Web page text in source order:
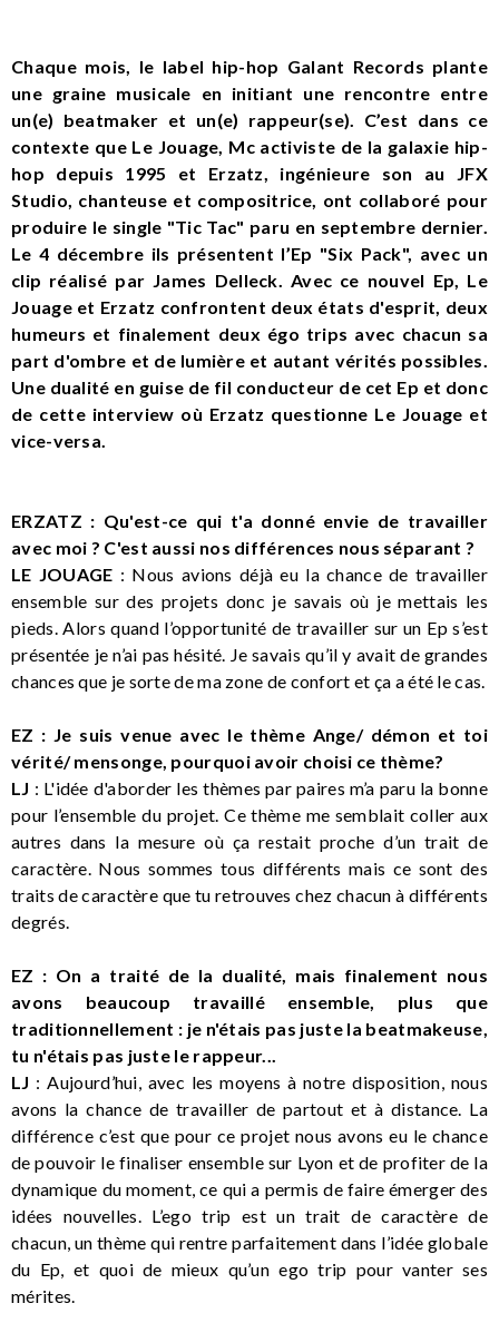
Chaque mois, le label hip-hop Galant Records plante
une graine musicale en initiant une rencontre entre
un(e) beatmaker et un(e) rappeur(se). C’est dans ce
contexte que Le Jouage, Mc activiste de la galaxie hip-
hop depuis 1995 et Erzatz, ingénieure son au JFX
Studio, chanteuse et compositrice, ont collaboré pour
produire le single "Tic Tac" paru en septembre dernier.
Le 4 décembre ils présentent l’Ep "Six Pack", avec un
clip réalisé par James Delleck. Avec ce nouvel Ep, Le
Jouage et Erzatz confrontent deux états d'esprit, deux
humeurs et finalement deux égo trips avec chacun sa
part d'ombre et de lumière et autant vérités possibles.
Une dualité en guise de fil conducteur de cet Ep et donc
de cette interview où Erzatz questionne Le Jouage et
vice-versa.
ERZATZ : Qu'est-ce qui t'a donné envie de travailler
avec moi ? C'est aussi nos différences nous séparant ?
LE JOUAGE : Nous avions déjà eu la chance de travailler
ensemble sur des projets donc je savais où je mettais les
pieds. Alors quand l’opportunité de travailler sur un Ep s’est
présentée je n’ai pas hésité. Je savais qu’il y avait de grandes
chances que je sorte de ma zone de confort et ça a été le cas.
EZ : Je suis venue avec le thème Ange/ démon et toi
vérité/ mensonge, pourquoi avoir choisi ce thème?
LJ : L'idée d'aborder les thèmes par paires m’a paru la bonne
pour l’ensemble du projet. Ce thème me semblait coller aux
autres dans la mesure où ça restait proche d’un trait de
caractère. Nous sommes tous différents mais ce sont des
traits de caractère que tu retrouves chez chacun à différents
degrés.
EZ : On a traité de la dualité, mais finalement nous
avons beaucoup travaillé ensemble, plus que
traditionnellement : je n'étais pas juste la beatmakeuse,
tu n'étais pas juste le rappeur...
LJ : Aujourd’hui, avec les moyens à notre disposition, nous
avons la chance de travailler de partout et à distance. La
différence c’est que pour ce projet nous avons eu le chance
de pouvoir le finaliser ensemble sur Lyon et de profiter de la
dynamique du moment, ce qui a permis de faire émerger des
idées nouvelles. L’ego trip est un trait de caractère de
chacun, un thème qui rentre parfaitement dans l’idée globale
du Ep, et quoi de mieux qu’un ego trip pour vanter ses
mérites.